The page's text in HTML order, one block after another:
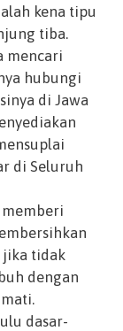
kena tipu
tiba.
mencari
hubungi
di Jawa
di Seluruh
jika tidak
dengan
dasar-